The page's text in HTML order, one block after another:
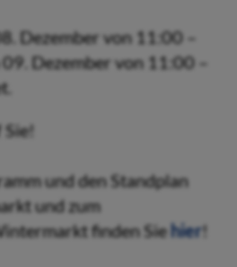
Dezember von 11:00 –
Dezember von 11:00 –
und den Standplan
und zum
finden Siehier!